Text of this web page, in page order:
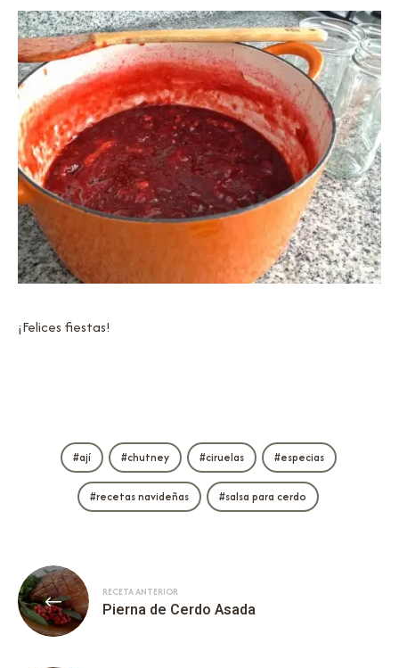
¡Felices fiestas!
ají chutney ciruelas especias
recetas navideñas salsa para cerdo
RECETA ANTERIOR
Pierna de Cerdo Asada